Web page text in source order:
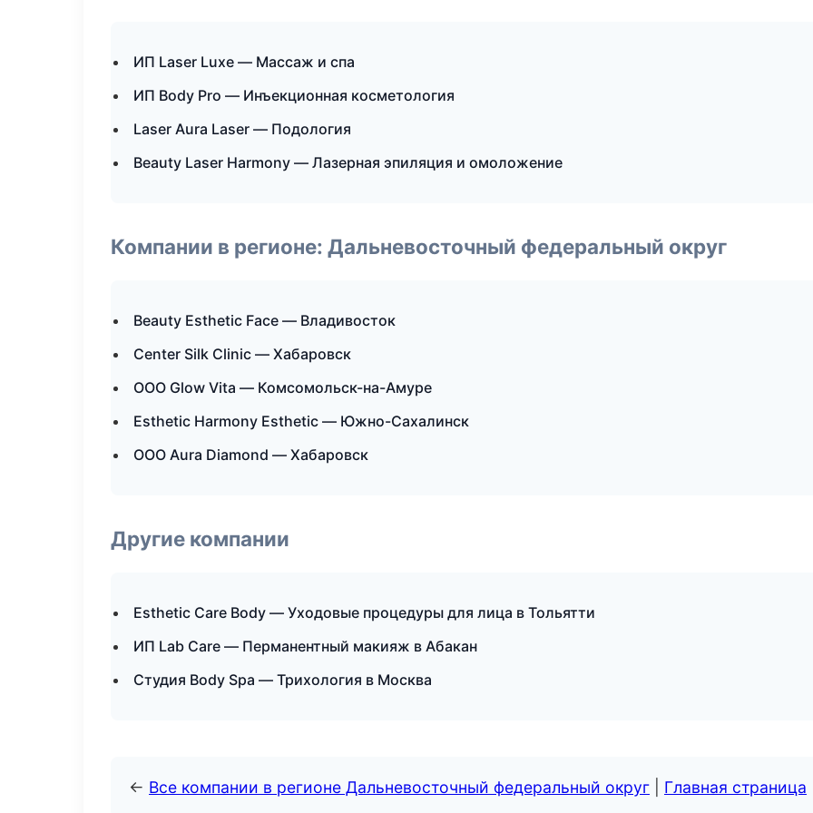
ИП Laser Luxe — Массаж и спа
ИП Body Pro — Инъекционная косметология
Laser Aura Laser — Подология
Beauty Laser Harmony — Лазерная эпиляция и омоложение
Компании в регионе: Дальневосточный федеральный округ
Beauty Esthetic Face — Владивосток
Center Silk Clinic — Хабаровск
ООО Glow Vita — Комсомольск-на-Амуре
Esthetic Harmony Esthetic — Южно-Сахалинск
ООО Aura Diamond — Хабаровск
Другие компании
Esthetic Care Body — Уходовые процедуры для лица в Тольятти
ИП Lab Care — Перманентный макияж в Абакан
Студия Body Spa — Трихология в Москва
← Все компании в регионе Дальневосточный федеральный округ Главная страница